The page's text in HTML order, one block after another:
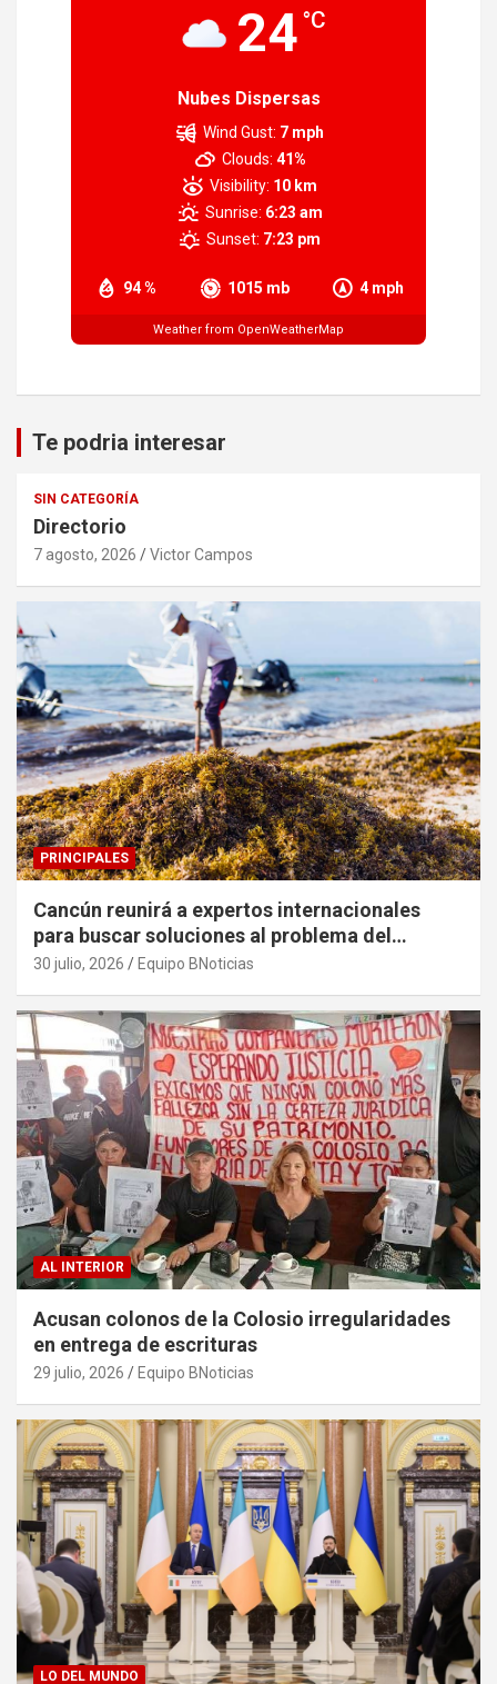
24 °C
Nubes Dispersas
94 % 1015 mb 4 mph
Wind Gust: 7 mph
Clouds: 41%
Visibility: 10 km
Sunrise: 6:23 am
Sunset: 7:23 pm
Weather from OpenWeatherMap
Te podria interesar
SIN CATEGORÍA
Directorio
7 agosto, 2026 Victor Campos
PRINCIPALES
Cancún reunirá a expertos internacionales
para buscar soluciones al problema del
sargazo
30 julio, 2026 Equipo BNoticias
AL INTERIOR
Acusan colonos de la Colosio irregularidades
en entrega de escrituras
29 julio, 2026 Equipo BNoticias
LO DEL MUNDO